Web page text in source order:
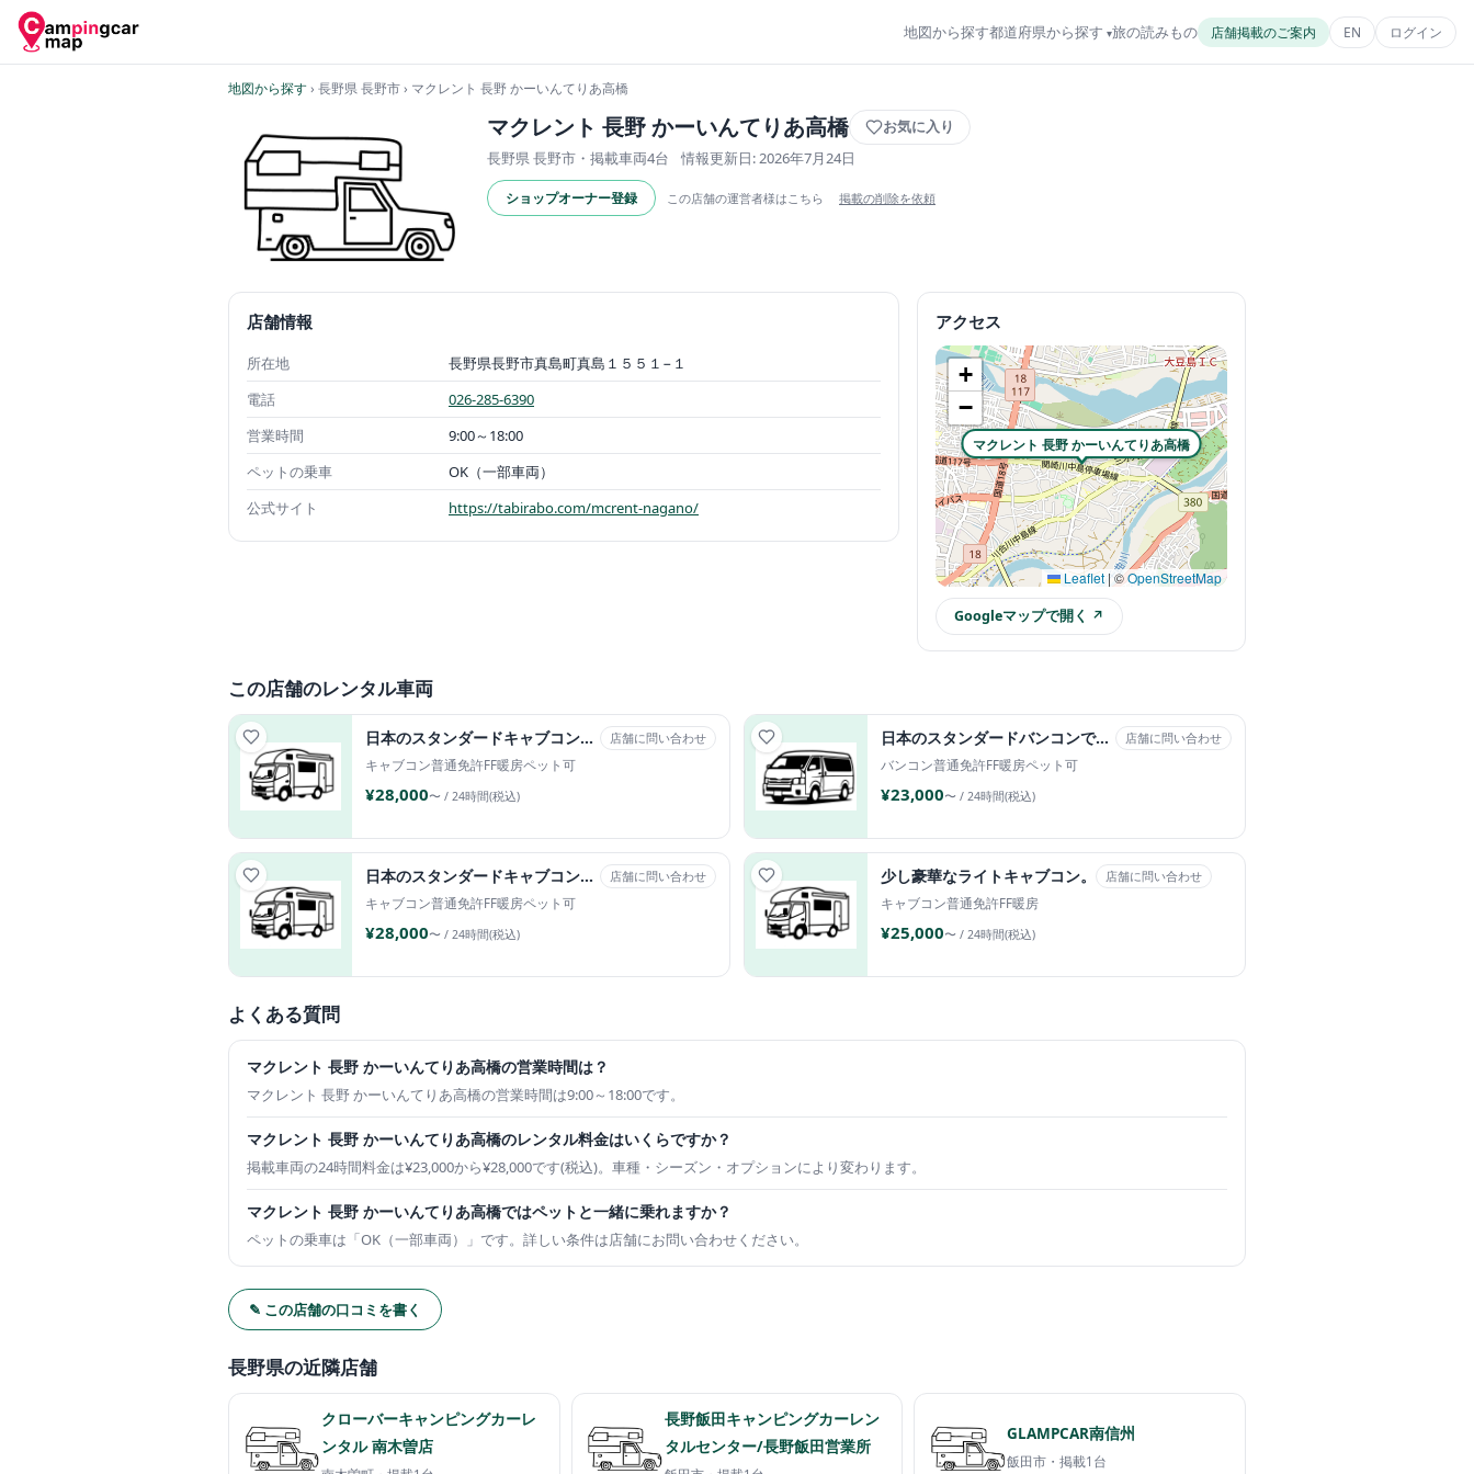
地図から探す都道府県から探す 旅の読みもの 店舗掲載のご案内 EN ログイン
地図から探す› 長野県 長野市› マクレント 長野 かーいんてりあ高橋
マクレント 長野 かーいんてりあ高橋 お気に入り
長野県 長野市・掲載車両4台 情報更新日: 2026年7月24日
ショップオーナー登録 この店舗の運営者様はこちら 掲載の削除を依頼
店舗情報
所在地
長野県長野市真島町真島１５５１−１
電話
026-285-6390
営業時間
9:00～18:00
ペットの乗車
OK（一部車両）
公式サイト
https://tabirabo.com/mcrent-nagano/
アクセス
マクレント 長野 かーいんてりあ高橋
+
−
Leaflet |©OpenStreetMap
Googleマップで開く ↗
この店舗のレンタル車両
日本のスタンダードキャブコンです。 NO.2 店舗に問い合わせ
キャブコン普通免許FF暖房ペット可
¥28,000〜 / 24時間(税込)
日本のスタンダードバンコンです。 店舗に問い合わせ
バンコン普通免許FF暖房ペット可
¥23,000〜 / 24時間(税込)
日本のスタンダードキャブコンです。 NO.1 店舗に問い合わせ
キャブコン普通免許FF暖房ペット可
¥28,000〜 / 24時間(税込)
少し豪華なライトキャブコン。 店舗に問い合わせ
キャブコン普通免許FF暖房
¥25,000〜 / 24時間(税込)
よくある質問
マクレント 長野 かーいんてりあ高橋の営業時間は？
マクレント 長野 かーいんてりあ高橋の営業時間は9:00～18:00です。
マクレント 長野 かーいんてりあ高橋のレンタル料金はいくらですか？
掲載車両の24時間料金は¥23,000から¥28,000です(税込)。車種・シーズン・オプションにより変わります。
マクレント 長野 かーいんてりあ高橋ではペットと一緒に乗れますか？
ペットの乗車は「OK（一部車両）」です。詳しい条件は店舗にお問い合わせください。
✎ この店舗の口コミを書く
長野県の近隣店舗
クローバーキャンピングカーレ
ンタル 南木曽店
長野飯田キャンピングカーレン
タルセンター/長野飯田営業所
GLAMPCAR南信州
飯田市・掲載1台